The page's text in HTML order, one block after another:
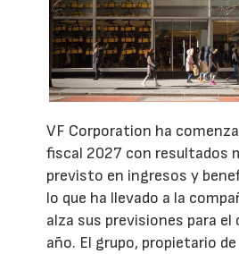
VF Corporation ha
fiscal 2027 con resultados
previsto en ingresos y
lo que ha llevado a la
alza sus previsiones para
año. El grupo, propietario